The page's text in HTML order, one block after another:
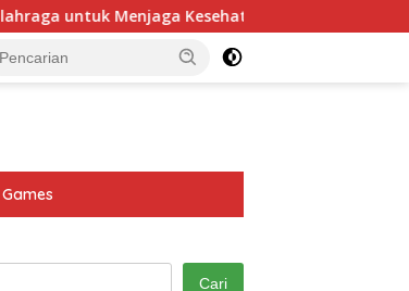
Kesehatan Fisik & Mental
Games
Cari